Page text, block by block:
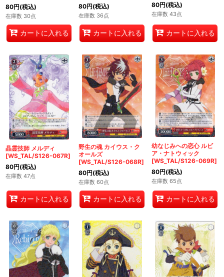
80円(税込)
在庫数 30点
カートに入れる
80円(税込)
在庫数 36点
カートに入れる
80円(税込)
在庫数 43点
カートに入れる
晶霊技師 メルディ
[WS_TAL/S126-067R]
80円(税込)
在庫数 47点
カートに入れる
野生の魂 カイウス・ク
オールズ
[WS_TAL/S126-068R]
80円(税込)
在庫数 60点
カートに入れる
幼なじみへの恋心 ルビ
ア・ナトウィック
[WS_TAL/S126-069R]
80円(税込)
在庫数 65点
カートに入れる